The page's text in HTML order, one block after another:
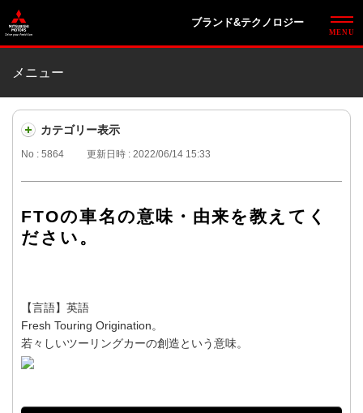
ブランド&テクノロジー
メニュー
カテゴリー表示
No : 5864 更新日時 : 2022/06/14 15:33
FTOの車名の意味・由来を教えてく
ださい。
【言語】英語
Fresh Touring Origination。
若々しいツーリングカーの創造という意味。